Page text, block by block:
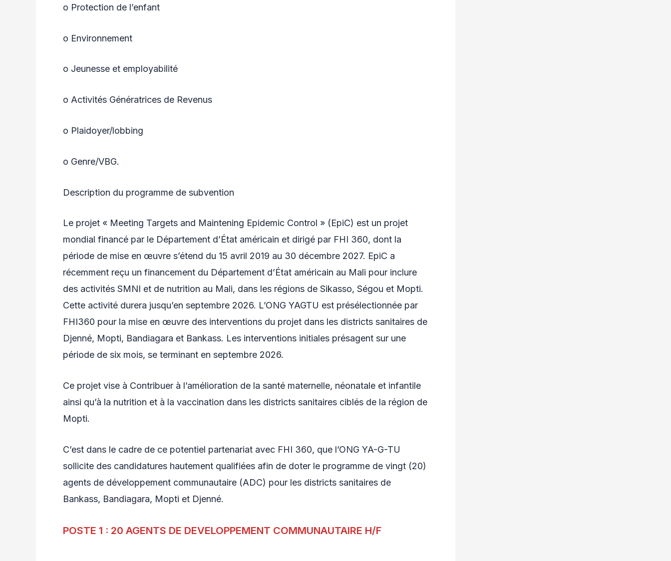
o Protection de l’enfant
o Environnement
o Jeunesse et employabilité
o Activités Génératrices de Revenus
o Plaidoyer/lobbing
o Genre/VBG.
Description du programme de subvention
Le projet « Meeting Targets and Maintening Epidemic Control » (EpiC) est un projet
mondial financé par le Département d’État américain et dirigé par FHI 360, dont la
période de mise en œuvre s’étend du 15 avril 2019 au 30 décembre 2027. EpiC a
récemment reçu un financement du Département d’État américain au Mali pour inclure
des activités SMNI et de nutrition au Mali, dans les régions de Sikasso, Ségou et Mopti.
Cette activité durera jusqu’en septembre 2026. L’ONG YAGTU est présélectionnée par
FHI360 pour la mise en œuvre des interventions du projet dans les districts sanitaires de
Djenné, Mopti, Bandiagara et Bankass. Les interventions initiales présagent sur une
période de six mois, se terminant en septembre 2026.
Ce projet vise à Contribuer à l’amélioration de la santé maternelle, néonatale et infantile
ainsi qu’à la nutrition et à la vaccination dans les districts sanitaires ciblés de la région de
Mopti.
C’est dans le cadre de ce potentiel partenariat avec FHI 360, que l’ONG YA-G-TU
sollicite des candidatures hautement qualifiées afin de doter le programme de vingt (20)
agents de développement communautaire (ADC) pour les districts sanitaires de
Bankass, Bandiagara, Mopti et Djenné.
POSTE 1 : 20 AGENTS DE DEVELOPPEMENT COMMUNAUTAIRE H/F